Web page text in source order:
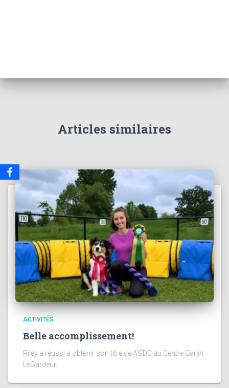
Articles similaires
ACTIVITÉS
Belle accomplissement!
Riley a réussi a obtenir son titre de AGDC au Centre Canin
LeGardeur.